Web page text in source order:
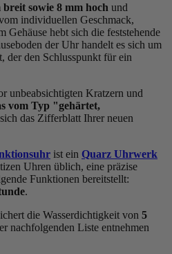
breit sowie 8 mm hoch und
individuellen Geschmack,
Gehäuse hebt sich die feststehende
der Uhr handelt es sich um
der den Schlusspunkt für ein
unbeabsichtigten Kratzern und
vom Typ "gehärtet,
das Zifferblatt Ihrer neuen
ist ein Quarz Uhrwerk
Uhren üblich, eine präzise
Funktionen bereitstellt:
.
die Wasserdichtigkeit von 5
nachfolgenden Liste entnehmen